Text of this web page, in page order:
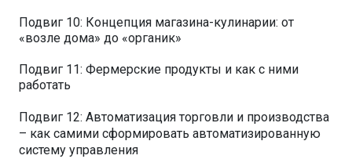
Подвиг 10: Концепция магазина-кулинарии: от
«возле дома» до «органик»
Подвиг 11: Фермерские продукты и как с ними
работать
Подвиг 12: Автоматизация торговли и производства
– как самими сформировать автоматизированную
систему управления